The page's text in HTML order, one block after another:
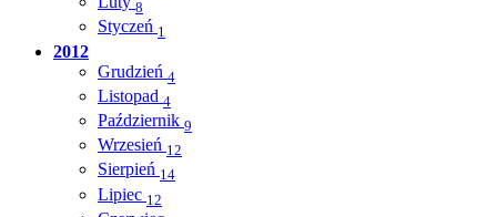
8
Styczeń 1
2012
Grudzień 4
Listopad 4
Październik 9
Wrzesień 12
Sierpień 14
Lipiec 12